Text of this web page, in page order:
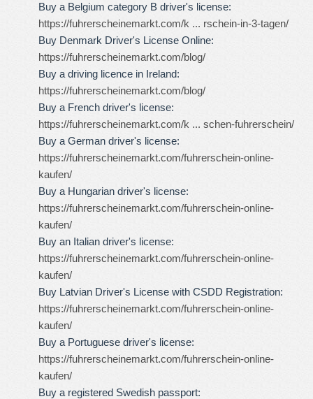
Buy a Belgium category B driver's license:
https://fuhrerscheinemarkt.com/k ... rschein-in-3-tagen/
Buy Denmark Driver's License Online:
https://fuhrerscheinemarkt.com/blog/
Buy a driving licence in Ireland:
https://fuhrerscheinemarkt.com/blog/
Buy a French driver's license:
https://fuhrerscheinemarkt.com/k ... schen-fuhrerschein/
Buy a German driver's license:
https://fuhrerscheinemarkt.com/fuhrerschein-online-
kaufen/
Buy a Hungarian driver's license:
https://fuhrerscheinemarkt.com/fuhrerschein-online-
kaufen/
Buy an Italian driver's license:
https://fuhrerscheinemarkt.com/fuhrerschein-online-
kaufen/
Buy Latvian Driver's License with CSDD Registration:
https://fuhrerscheinemarkt.com/fuhrerschein-online-
kaufen/
Buy a Portuguese driver's license:
https://fuhrerscheinemarkt.com/fuhrerschein-online-
kaufen/
Buy a registered Swedish passport: